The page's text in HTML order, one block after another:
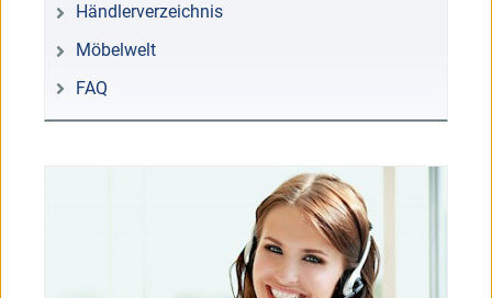
Händlerverzeichnis
Möbelwelt
FAQ